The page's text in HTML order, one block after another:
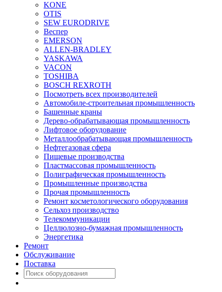
KONE
OTIS
SEW EURODRIVE
Веспер
EMERSON
ALLEN-BRADLEY
YASKAWA
VACON
TOSHIBA
BOSCH REXROTH
Посмотреть всех производителей
Автомобиле-строительная промышленность
Башенные краны
Дерево-обрабатывающая промышленность
Лифтовое оборудование
Металлообрабатывающая промышленность
Нефтегазовая сфера
Пищевые производства
Пластмассовая промышленность
Полиграфическая промышленность
Промышленные производства
Прочая промышленность
Ремонт косметологического оборудования
Сельхоз производство
Телекоммуникации
Целлюлозно-бумажная промышленность
Энергетика
Ремонт
Обслуживание
Поставка